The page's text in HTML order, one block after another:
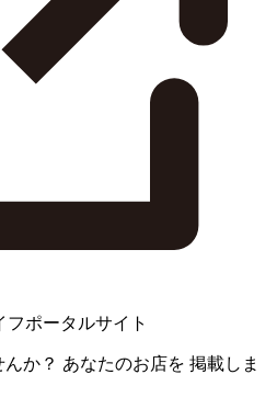
フポータルサイト
か？ あなたのお店を 掲載しま